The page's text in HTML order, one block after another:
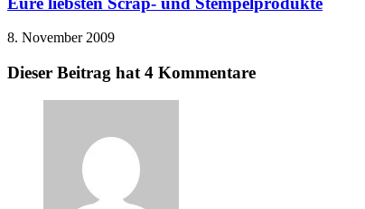
8. November 2009
Dieser Beitrag hat 4 Kommentare